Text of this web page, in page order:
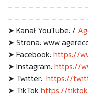
– – – – – – – – – – –
– – – – – — – – – – –
➤ Kanał YouTube: /
➤ Strona:
➤ Facebook: https://
➤ Instagram: https://
➤ Twitter: https://
➤ TikTok https://